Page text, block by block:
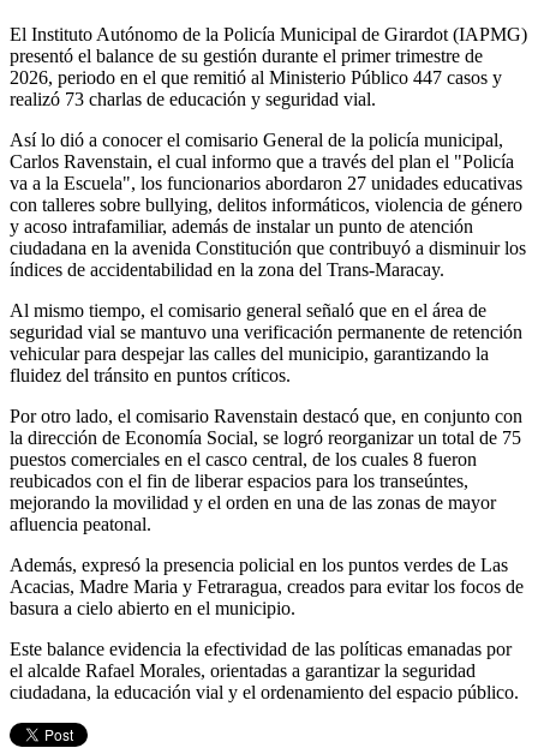
El Instituto Autónomo de la Policía Municipal de Girardot (IAPMG)
presentó el balance de su gestión durante el primer trimestre de
2026, periodo en el que remitió al Ministerio Público 447 casos y
realizó 73 charlas de educación y seguridad vial.
Así lo dió a conocer el comisario General de la policía municipal,
Carlos Ravenstain, el cual informo que a través del plan el "Policía
va a la Escuela", los funcionarios abordaron 27 unidades educativas
con talleres sobre bullying, delitos informáticos, violencia de género
y acoso intrafamiliar, además de instalar un punto de atención
ciudadana en la avenida Constitución que contribuyó a disminuir los
índices de accidentabilidad en la zona del Trans-Maracay.
Al mismo tiempo, el comisario general señaló que en el área de
seguridad vial se mantuvo una verificación permanente de retención
vehicular para despejar las calles del municipio, garantizando la
fluidez del tránsito en puntos críticos.
Por otro lado, el comisario Ravenstain destacó que, en conjunto con
la dirección de Economía Social, se logró reorganizar un total de 75
puestos comerciales en el casco central, de los cuales 8 fueron
reubicados con el fin de liberar espacios para los transeúntes,
mejorando la movilidad y el orden en una de las zonas de mayor
afluencia peatonal.
Además, expresó la presencia policial en los puntos verdes de Las
Acacias, Madre Maria y Fetraragua, creados para evitar los focos de
basura a cielo abierto en el municipio.
Este balance evidencia la efectividad de las políticas emanadas por
el alcalde Rafael Morales, orientadas a garantizar la seguridad
ciudadana, la educación vial y el ordenamiento del espacio público.